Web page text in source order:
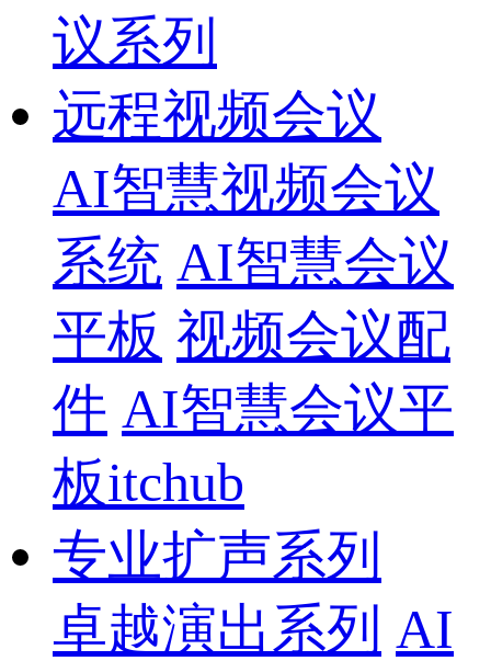
议系列
远程视频会议
AI智慧视频会议
系统 AI智慧会议
平板 视频会议配
件 AI智慧会议平
板itchub
专业扩声系列
卓越演出系列 AI